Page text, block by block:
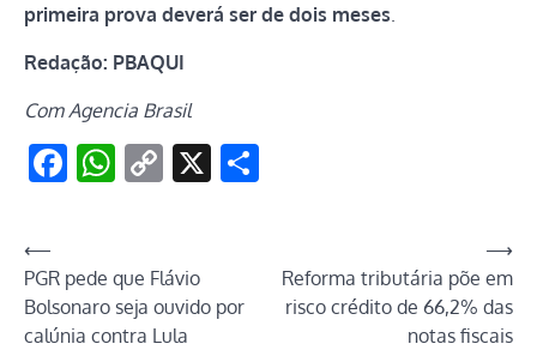
primeira prova deverá ser de dois meses.
Redação: PBAQUI
Com Agencia Brasil
Facebook
WhatsApp
Copy
X
Navegação
de
Post
⟵
PGR pede que Flávio
Bolsonaro seja ouvido por
calúnia contra Lula
Reforma tributária põe em
risco crédito de 66,2% das
notas fiscais
⟶